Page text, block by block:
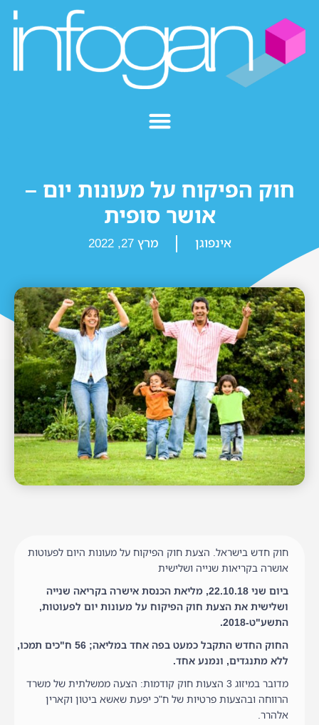
חוק הפיקוח על מעונות יום –
אושר סופית
אינפוגן מרץ 27, 2022
חוק חדש בישראל. הצעת חוק הפיקוח על מעונות היום לפעוטות
אושרה בקריאות שנייה ושלישית
ביום שני 22.10.18, מליאת הכנסת אישרה בקריאה שנייה
ושלישית את הצעת חוק הפיקוח על מעונות יום לפעוטות,
התשע"ט-2018.
החוק החדש התקבל כמעט בפה אחד במליאה; 56 ח"כים תמכו,
ללא מתנגדים, ונמנע אחד.
מדובר במיזוג 3 הצעות חוק קודמות: הצעה ממשלתית של משרד
הרווחה ובהצעות פרטיות של ח"כ יפעת שאשא ביטון וקארין
אלהרר.